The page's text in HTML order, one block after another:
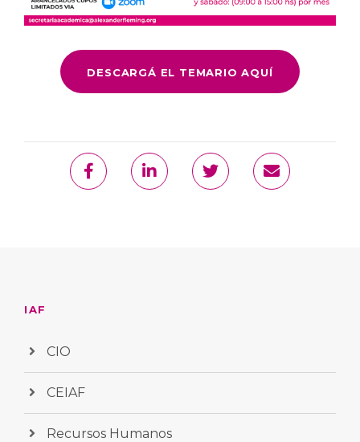
DESCARGÁ EL TEMARIO AQUÍ
IAF
CIO
CEIAF
Recursos Humanos